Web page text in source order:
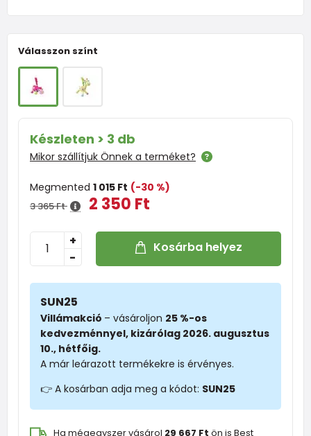
Válasszon színt
Készleten > 3 db
Mikor szállítjuk Önnek a terméket?
Megmented 1 015 Ft (-30 %)
3 365 Ft 2 350 Ft
-
+ Kosárba helyez
SUN25
Villámakció – vásároljon 25 %-os
kedvezménnyel, kizárólag 2026. augusztus
10., hétfőig.
A már leárazott termékekre is érvényes.
👉 A kosárban adja meg a kódot: SUN25
Ha mégegyszer vásárol 29 667 Ft ön is Best